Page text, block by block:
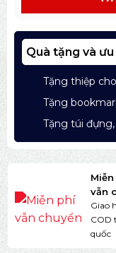
Quà tặng và ưu
Tặng thiệp
Tặng
Tặng túi
vẫn
Giao
COD
quốc